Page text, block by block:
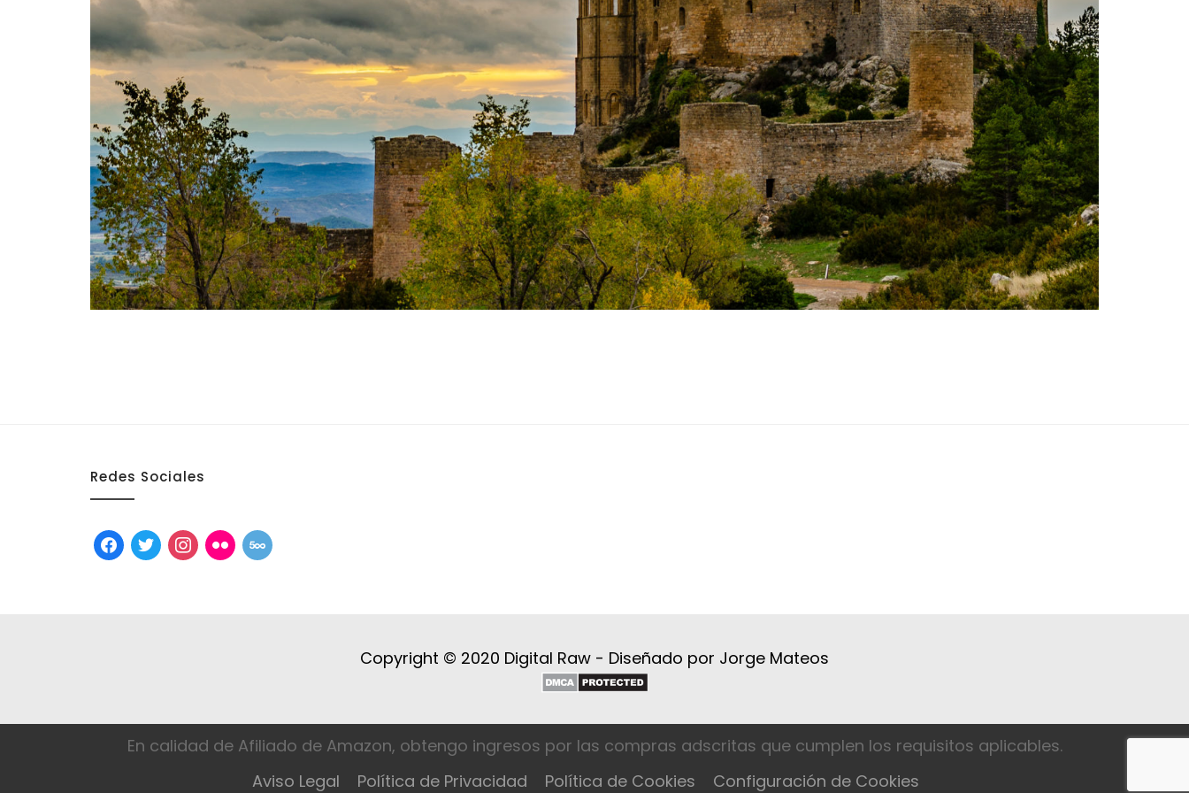
Redes Sociales
facebook
twitterinstagram
flickr 500px
Copyright © 2020 Digital Raw - Diseñado por Jorge Mateos
En calidad de Afiliado de Amazon, obtengo ingresos por las compras adscritas que cumplen los requisitos aplicables.
Aviso Legal
Política de Privacidad Política de Cookies Configuración de Cookies